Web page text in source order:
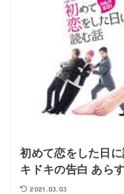
初めて恋をした日
キドキの告白 あら
2021.03.03